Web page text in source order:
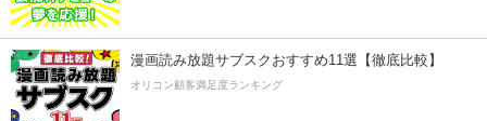
漫画読み放題サブスクおすすめ11選【徹底比較】
オリコン顧客満足度ランキング